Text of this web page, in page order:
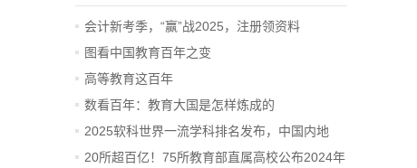
会计新考季，“赢”战2025，注册领资料
图看中国教育百年之变
高等教育这百年
数看百年：教育大国是怎样炼成的
2025软科世界一流学科排名发布，中国内地
14...
20所超百亿！75所教育部直属高校公布2024年